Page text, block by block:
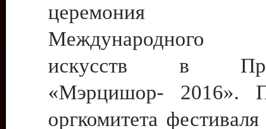
церемония
Международного
искусств в
«Мэрцишор- 2016».
оргкомитета